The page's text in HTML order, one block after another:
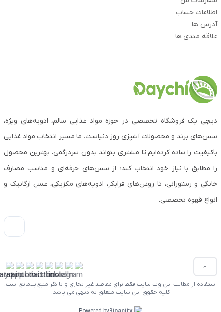
اطلاعات حساب
آدرس ها
علاقه مندی ها
دیچی یک فروشگاه تخصصی در حوزه مواد غذایی سالم، ادویه‌های ویژه،
سس‌های برند و محصولات آشپزی روز دنیاست. ما مسیر انتخاب مواد غذایی
باکیفیت را ساده کرده‌ایم تا مشتری بتواند بدون سردرگمی، بهترین محصول
را مطابق با نیاز خود انتخاب کند؛ از سس‌های حرفه‌ای و مناسب مصارف
خانگی و رستورانی، تا روغن‌های فرابکر، ادویه‌های مکزیکی، عسل ارگانیک و
انواع قهوه تخصصی.
استفاده از مطالب این وب سایت فقط برای مقاصد غیر تجاری و با ذکر منبع بلامانع است.
کلیه حقوق این سایت متعلق به دیچی می باشد.